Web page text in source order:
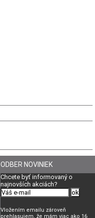
ODBER NOVINIEK
Chcete byť informovaný o
najnovších akciách?
Vložením emailu zároveň
prehlasujem, že mám viac ako 16